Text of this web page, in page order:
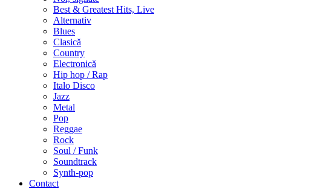
Best & Greatest Hits, Live
Alternativ
Blues
Clasică
Country
Electronică
Hip hop / Rap
Italo Disco
Jazz
Metal
Pop
Reggae
Rock
Soul / Funk
Soundtrack
Synth-pop
Contact